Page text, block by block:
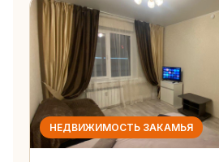
НЕДВИЖИМОСТЬ ЗАКАМЬЯ